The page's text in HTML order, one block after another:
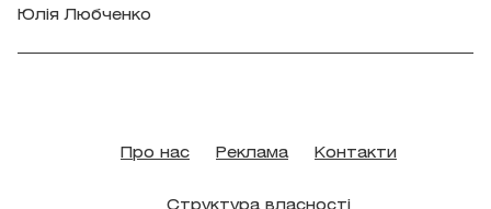
Юлія Любченко
Про нас Реклама Контакти
Структура власності